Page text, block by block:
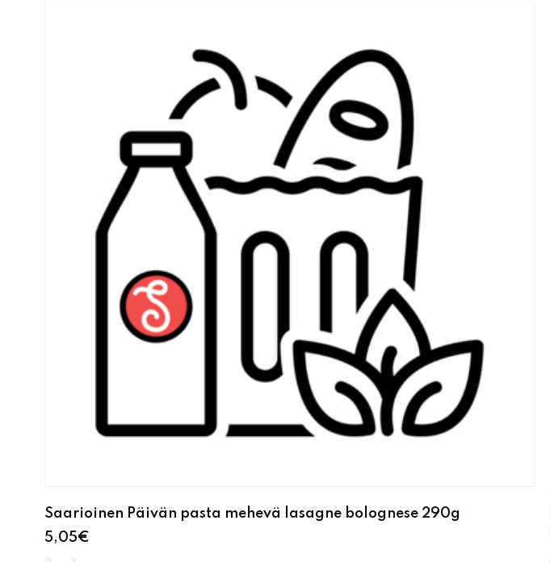
Saarioinen Päivän pasta mehevä lasagne bolognese 290g
5,05€